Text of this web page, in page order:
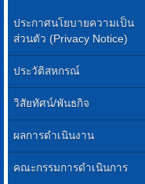
ประกาศนโยบายความเป็น
ส่วนตัว (Privacy Notice)
ประวัติสหกรณ์
วิสัยทัศน์/พันธกิจ
ผลการดำเนินงาน
คณะกรรมการดำเนินการ